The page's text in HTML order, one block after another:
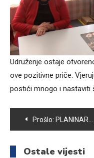
Udruženje ostaje
ove pozitivne priče.
postići mnogo i nastaviti
Navigacija
članaka
Prošlo: PLANINARSKO DRUŠTVO “PLANINAR” ZA VIKEND ORGANIZUJE 8. ZIMSKE PLANINARSKE IGRE
Ostale vijesti